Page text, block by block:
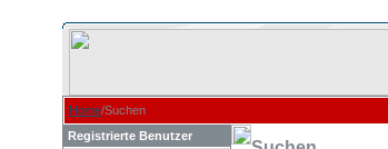
Home/Suchen
Registrierte Benutzer